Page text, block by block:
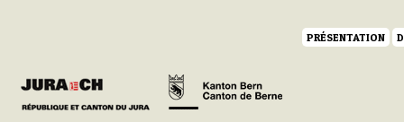
PRÉSENTATION